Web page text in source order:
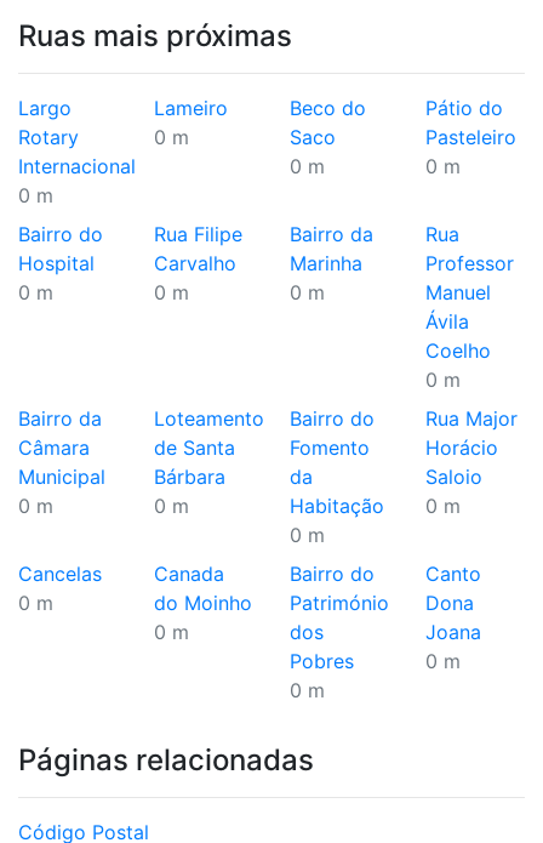
Ruas mais próximas
Largo
Rotary
Internacional
0 m
Lameiro
0 m
Beco do
Saco
0 m
Pátio do
Pasteleiro
0 m
Bairro do
Hospital
0 m
Rua Filipe
Carvalho
0 m
Bairro da
Marinha
0 m
Rua
Professor
Manuel
Ávila
Coelho
0 m
Bairro da
Câmara
Municipal
0 m
Loteamento
de Santa
Bárbara
0 m
Bairro do
Fomento
da
Habitação
0 m
Rua Major
Horácio
Saloio
0 m
Cancelas
0 m
Canada
do Moinho
0 m
Bairro do
Património
dos
Pobres
0 m
Canto
Dona
Joana
0 m
Páginas relacionadas
Código Postal